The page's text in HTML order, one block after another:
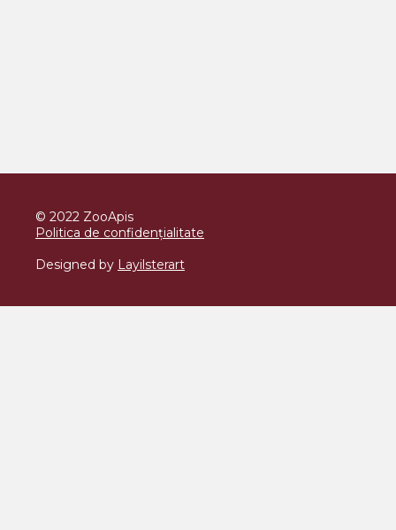
© 2022 ZooApis
Politica de confidențialitate
Designed by Layilsterart